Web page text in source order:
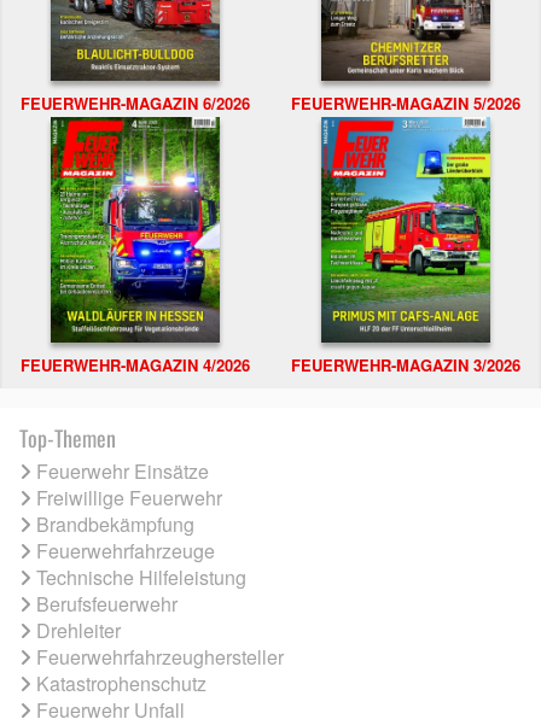
FEUERWEHR-MAGAZIN 6/2026 FEUERWEHR-MAGAZIN 5/2026
FEUERWEHR-MAGAZIN 4/2026 FEUERWEHR-MAGAZIN 3/2026
Top-Themen
Feuerwehr Einsätze
Freiwillige Feuerwehr
Brandbekämpfung
Feuerwehrfahrzeuge
Technische Hilfeleistung
Berufsfeuerwehr
Drehleiter
Feuerwehrfahrzeughersteller
Katastrophenschutz
Feuerwehr Unfall